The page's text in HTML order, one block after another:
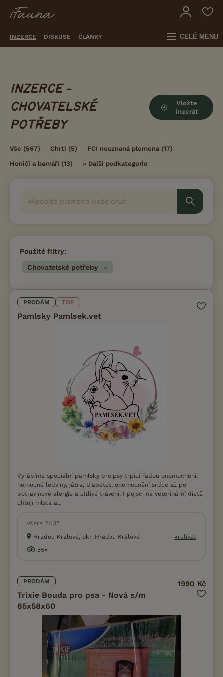
INZERCE DISKUSE ČLÁNKY CELÉ MENU
INZERCE -
CHOVATELSKÉ
POTŘEBY
Vložte
inzerát
Vše (567) Chrti (5) FCI neuznaná plemena (17)
Honiči a barváři (13) » Další podkategorie
Použité filtry:
Chovatelské potřeby
PRODÁM TOP
Pamlsky Pamlsek.vet
Vyrábíme speciální pamlsky pro psy trpící řadou onemocnění:
nemocné ledviny, játra, diabetes, onemocnění srdce až po
potravinové alergie a citlivé trávení. I pejsci na veterinární dietě
chtějí mlsta a...
včera 21:37
Hradec Králové, okr. Hradec Králové
krelivet
55×
PRODÁM
Trixie Bouda pro psa - Nová s/m
85x58x60
1990 Kč